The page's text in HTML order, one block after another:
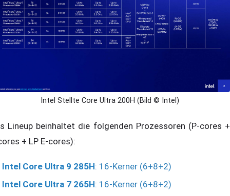
Intel Stellte Core Ultra 200H (Bild © Intel)
Lineup beinhaltet die folgenden Prozessoren (P-cores +
+ LP E-cores):
Intel Core Ultra 9 285H: 16-Kerner (6+8+2)
Intel Core Ultra 7 265H: 16-Kerner (6+8+2)